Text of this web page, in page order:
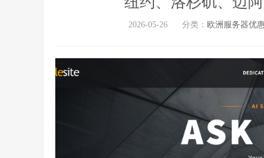
2026-05-26 分类： 欧洲服务器优